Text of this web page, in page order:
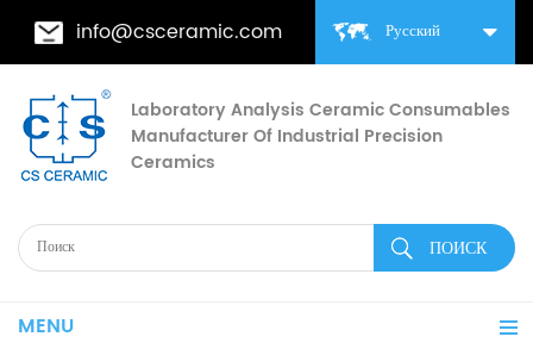
Русский
info@csceramic.com
Laboratory Analysis Ceramic Consumables
Manufacturer Of Industrial Precision
Ceramics
MENU